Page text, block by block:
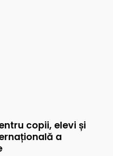
copii, elevi și
a